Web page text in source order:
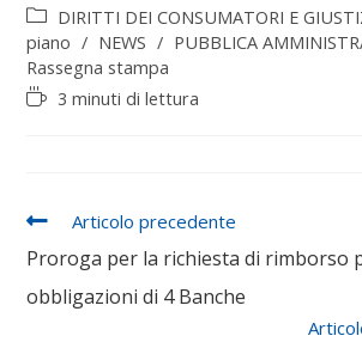
b
o
o
er l s
A
e
dI
e
DIRITTI DEI CONSUMATORI E
piano / NEWS / PUBBLICA
Rassegna stampa
3 minuti di lettura
Articolo precedente
Proroga per la richiesta di rimborso
obbligazioni di 4 Banche